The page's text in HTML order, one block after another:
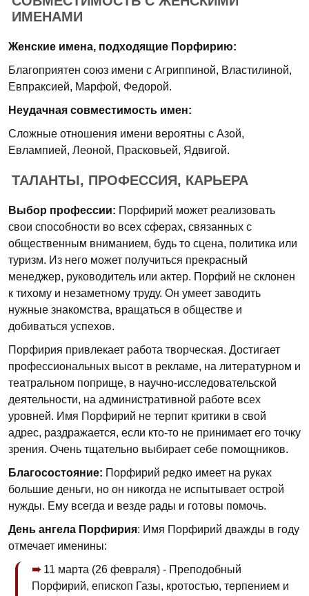
ИМЕНАМИ
Женские имена, подходящие Порфирию:
Благоприятен союз имени с Агриппиной, Властилиной,
Евпраксией, Марфой, Федорой.
Неудачная совместимость имен:
Сложные отношения имени вероятны с Азой,
Евлампией, Леоной, Прасковьей, Ядвигой.
ТАЛАНТЫ, ПРОФЕССИЯ, КАРЬЕРА
Выбор профессии: Порфирий может реализовать
свои способности во всех сферах, связанных с
общественным вниманием, будь то сцена, политика или
туризм. Из него может получиться прекрасный
менеджер, руководитель или актер. Порфий не склонен
к тихому и незаметному труду. Он умеет заводить
нужные знакомства, вращаться в обществе и
добиваться успехов.
Порфирия привлекает работа творческая. Достигает
профессиональных высот в рекламе, на литературном и
театральном поприще, в научно-исследовательской
деятельности, на административной работе всех
уровней. Имя Порфирий не терпит критики в свой
адрес, раздражается, если кто-то не принимает его точку
зрения. Очень тщательно выбирает себе помощников.
Благосостояние: Порфирий редко имеет на руках
большие деньги, но он никогда не испытывает острой
нужды. Ему всегда и везде рады и готовы помочь.
День ангела Порфирия: Имя Порфирий дважды в году
отмечает именины:
11 марта (26 февраля) - Преподобный
Порфирий, епископ Газы, кротостью, терпением и